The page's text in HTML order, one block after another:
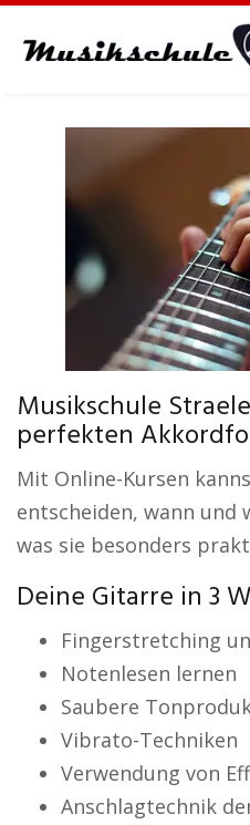
Musikschule
perfekten
Mit Online-Kursen
entscheiden, wann und
was sie besonders
Deine Gitarre in 3
Fingerstretching
Notenlesen lernen
Saubere
Vibrato-Techniken
Verwendung von
Anschlagtechnik